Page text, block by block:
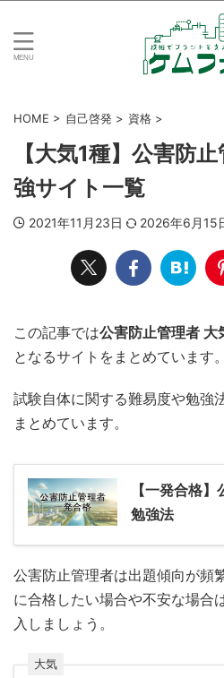
HOME > 自己啓発 > 資格 >
【大気1種】公害防
強サイト一覧
2021年11月23日 2026年6月15
この記事では公害防止管理者 大
となるサイトをまとめています。
試験自体に関する難易度や勉強
まとめています。
【一発合格
勉強法
公害防止管理者は出題傾向が頻
に合格したい場合や不安な場合
入しましょう。
大気